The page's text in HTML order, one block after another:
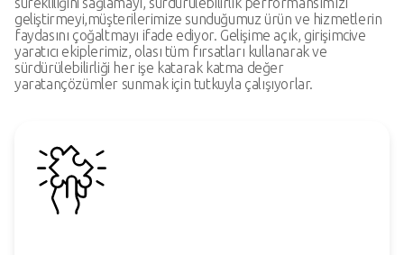
geliştirmeyi,müşterilerimize sunduğumuz ürün ve hizmetlerin
faydasını çoğaltmayı ifade ediyor. Gelişime açık, girişimcive
yaratıcı ekiplerimiz, olası tüm fırsatları kullanarak ve
sürdürülebilirliği her işe katarak katma değer
yaratançözümler sunmak için tutkuyla çalışıyorlar.